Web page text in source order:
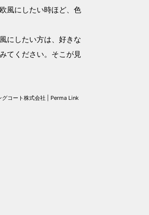
風にしたい時ほど、色
にしたい方は、好きな
てください。そこが見
グコート株式会社 Perma Link